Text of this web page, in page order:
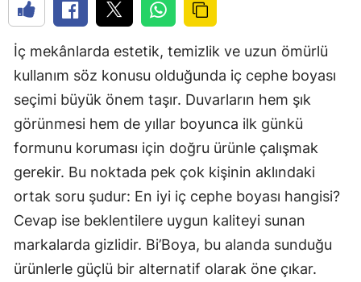
İç mekânlarda estetik, temizlik ve uzun ömürlü
kullanım söz konusu olduğunda iç cephe boyası
seçimi büyük önem taşır. Duvarların hem şık
görünmesi hem de yıllar boyunca ilk günkü
formunu koruması için doğru ürünle çalışmak
gerekir. Bu noktada pek çok kişinin aklındaki
ortak soru şudur: En iyi iç cephe boyası hangisi?
Cevap ise beklentilere uygun kaliteyi sunan
markalarda gizlidir. Bi’Boya, bu alanda sunduğu
ürünlerle güçlü bir alternatif olarak öne çıkar.